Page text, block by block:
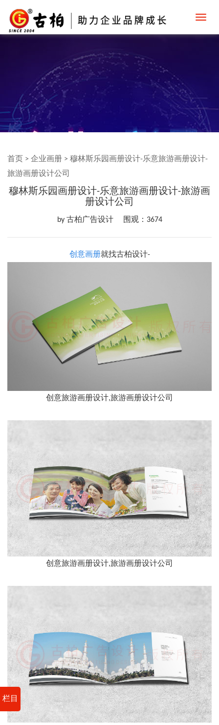
栏目
首页 > 企业画册 > 穆林斯乐园画册设计-乐意旅游画册设计-
旅游画册设计公司
穆林斯乐园画册设计-乐意旅游画册设计-旅游画
册设计公司
by 古柏广告设计 围观：3674
创意画册就找古柏设计-
创意旅游画册设计,旅游画册设计公司
创意旅游画册设计,旅游画册设计公司